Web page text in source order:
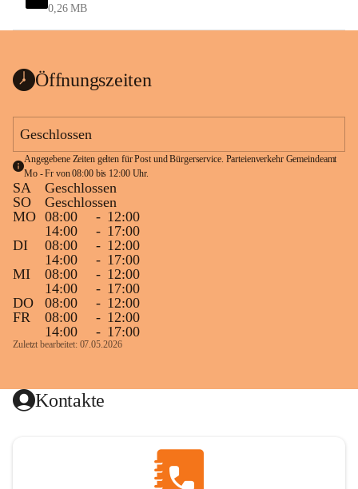
0,26 MB
Öffnungszeiten
Geschlossen
Angegebene Zeiten gelten für Post und Bürgerservice. Parteienverkehr Gemeindeamt
Mo - Fr von 08:00 bis 12:00 Uhr.
SA
Geschlossen
SO
Geschlossen
MO 08:00 - 12:00
14:00
- 17:00
DI
08:00 - 12:00
14:00
- 17:00
MI
08:00 - 12:00
14:00
- 17:00
DO
08:00 - 12:00
FR
08:00 - 12:00
14:00
- 17:00
Zuletzt bearbeitet: 07.05.2026
Kontakte